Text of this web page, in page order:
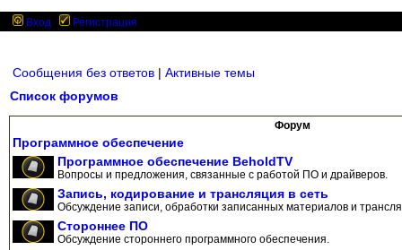
Вход Регистрация
Сообщения без ответов | Активные темы
Список форумов
Форум
Программное обеспечение
Программное обеспечение BeholdTV
Вопросы и предложения, связанные с работой ПО и драйверов.
Запись, кодирование и трансляция в сеть
Обсуждение записи, обработки записанных материалов и
Стороннее ПО
Обсуждение стороннего программного обеспечения.